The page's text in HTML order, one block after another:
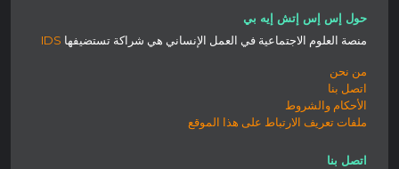
حول إس إس إتش إيه بي
منصة العلوم الاجتماعية في العمل الإنساني هي شراكة تستضيفها IDS
من نحن
اتصل بنا
الأحكام والشروط
ملفات تعريف الارتباط على هذا الموقع
اتصل بنا